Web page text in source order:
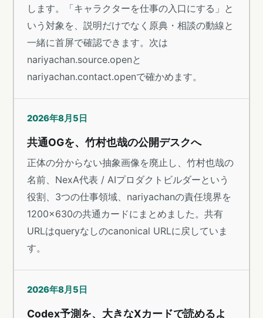
します。「キャラクターを仕事の入口にする」と
いう対象を、説明だけでなく原典・相談の動線と
一緒に首屏で確認できます。次は
nariyachan.source.openと
nariyachan.contact.openで確かめます。
2026年8月5日
共通OGを、竹村也哉の公開デスクへ
正体の分からない抽象画像を廃止し、竹村也哉の
名前、NexA代表 / AIプロダクトビルダーという
役割、3つの仕事領域、nariyachanの責任境界を
1200×630の共通カードにまとめました。共有
URLはqueryなしのcanonical URLに戻していま
す。
2026年8月5日
Codex予測を、大きなXカードで読めるよ